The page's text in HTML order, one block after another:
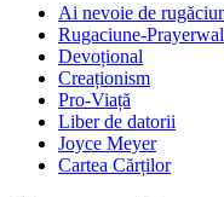
Ai nevoie de
Rugaciune-
Devoțional
Creaționism
Pro-Viață
Liber de datorii
Joyce Meyer
Cartea Cărților